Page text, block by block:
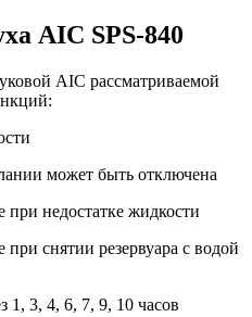
AIC SPS-840
AIC рассматриваемой
может быть отключена
недостатке жидкости
снятии резервуара с водой
3, 4, 6, 7, 9, 10 часов